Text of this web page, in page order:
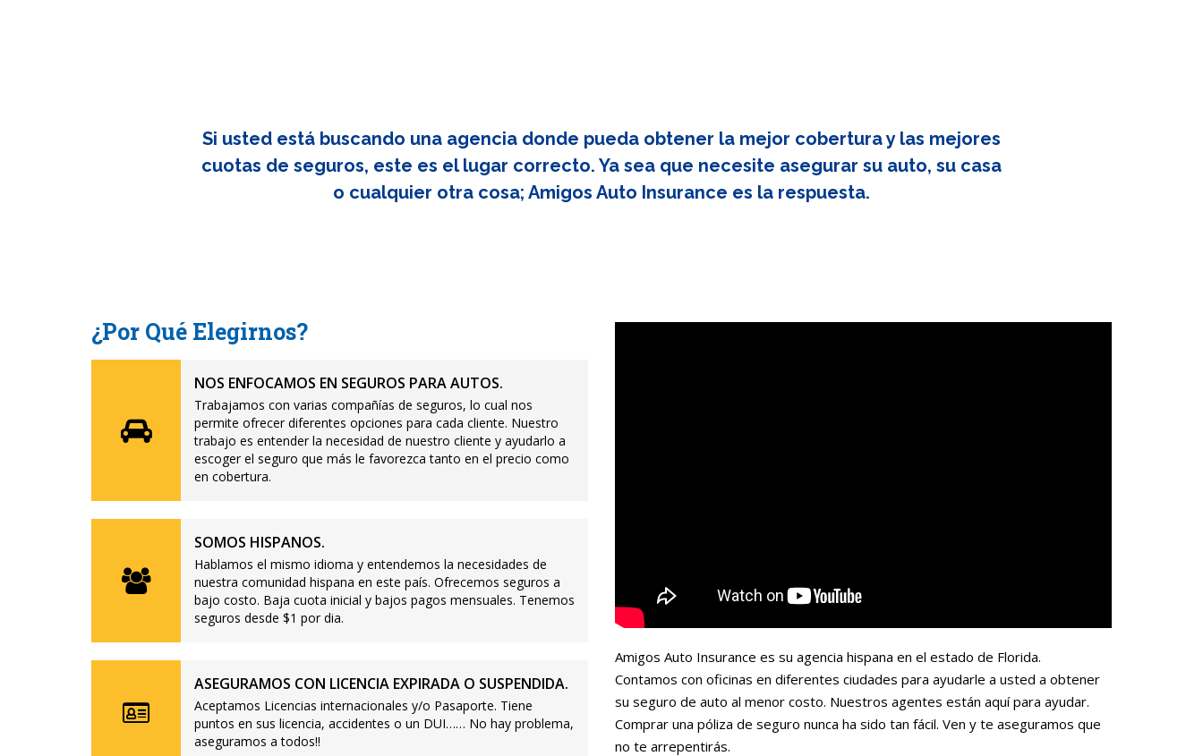
Si usted está buscando una agencia donde pueda obtener la mejor cobertura y las mejores
cuotas de seguros, este es el lugar correcto. Ya sea que necesite asegurar su auto, su casa
o cualquier otra cosa; Amigos Auto Insurance es la respuesta.
¿Por Qué Elegirnos?
NOS ENFOCAMOS EN SEGUROS PARA AUTOS.
Trabajamos con varias compañías de seguros, lo cual nos
permite ofrecer diferentes opciones para cada cliente. Nuestro
trabajo es entender la necesidad de nuestro cliente y ayudarlo a
escoger el seguro que más le favorezca tanto en el precio como
en cobertura.
SOMOS HISPANOS.
Hablamos el mismo idioma y entendemos la necesidades de
nuestra comunidad hispana en este país. Ofrecemos seguros a
bajo costo. Baja cuota inicial y bajos pagos mensuales. Tenemos
seguros desde $1 por dia.
ASEGURAMOS CON LICENCIA EXPIRADA O SUSPENDIDA.
Aceptamos Licencias internacionales y/o Pasaporte. Tiene
puntos en sus licencia, accidentes o un DUI…… No hay problema,
aseguramos a todos!!
Amigos Auto Insurance es su agencia hispana en el estado de Florida.
Contamos con oficinas en diferentes ciudades para ayudarle a usted a obtener
su seguro de auto al menor costo. Nuestros agentes están aquí para ayudar.
Comprar una póliza de seguro nunca ha sido tan fácil. Ven y te aseguramos que
no te arrepentirás.